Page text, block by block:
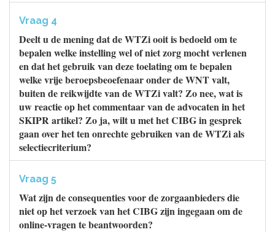
Vraag 4
Deelt u de mening dat de WTZi ooit is bedoeld om te
bepalen welke instelling wel of niet zorg mocht verlenen
en dat het gebruik van deze toelating om te bepalen
welke vrije beroepsbeoefenaar onder de WNT valt,
buiten de reikwijdte van de WTZi valt? Zo nee, wat is
uw reactie op het commentaar van de advocaten in het
SKIPR artikel? Zo ja, wilt u met het CIBG in gesprek
gaan over het ten onrechte gebruiken van de WTZi als
selectiecriterium?
Vraag 5
Wat zijn de consequenties voor de zorgaanbieders die
niet op het verzoek van het CIBG zijn ingegaan om de
online-vragen te beantwoorden?